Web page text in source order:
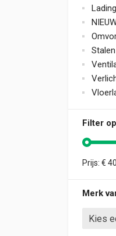
Filter
Min. prijs
Max. prijs
Prijs: € 40
Merk
Kies